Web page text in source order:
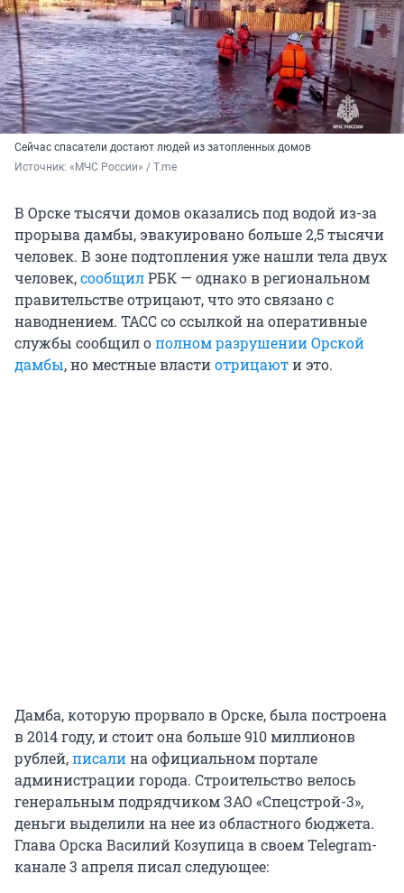
Сейчас спасатели достают людей из затопленных домов
Источник: «МЧС России» / T.me
В Орске тысячи домов оказались под водой из-за
прорыва дамбы, эвакуировано больше 2,5 тысячи
человек. В зоне подтопления уже нашли тела двух
человек,сообщилРБК — однако в региональном
правительстве отрицают, что это связано с
наводнением. ТАСС со ссылкой на оперативные
службы сообщил ополном разрушении Орской
дамбы, но местные властиотрицаюти это.
Дамба, которую прорвало в Орске, была построена
в 2014 году, и стоит она больше 910 миллионов
рублей,писалина официальном портале
администрации города. Строительство велось
генеральным подрядчиком ЗАО «Спецстрой-3»,
деньги выделили на нее из областного бюджета.
Глава Орска Василий Козупица в своем Telegram-
канале 3 апреля писал следующее: